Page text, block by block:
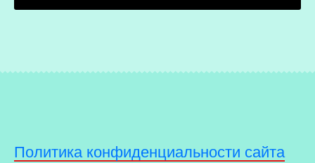
Политика конфиденциальности сайта